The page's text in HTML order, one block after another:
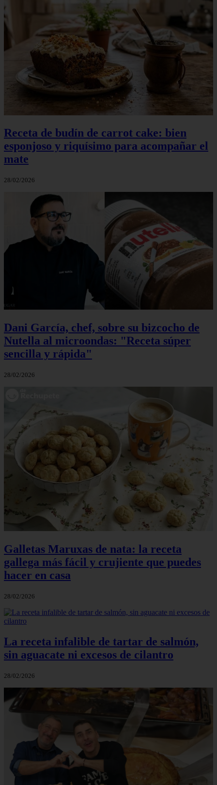
Receta de budín de carrot cake: bien
esponjoso y riquísimo para acompañar el
mate
28/02/2026
Dani García, chef, sobre su bizcocho de
Nutella al microondas: "Receta súper
sencilla y rápida"
28/02/2026
Galletas Maruxas de nata: la receta
gallega más fácil y crujiente que puedes
hacer en casa
28/02/2026
La receta infalible de tartar de salmón,
sin aguacate ni excesos de cilantro
28/02/2026